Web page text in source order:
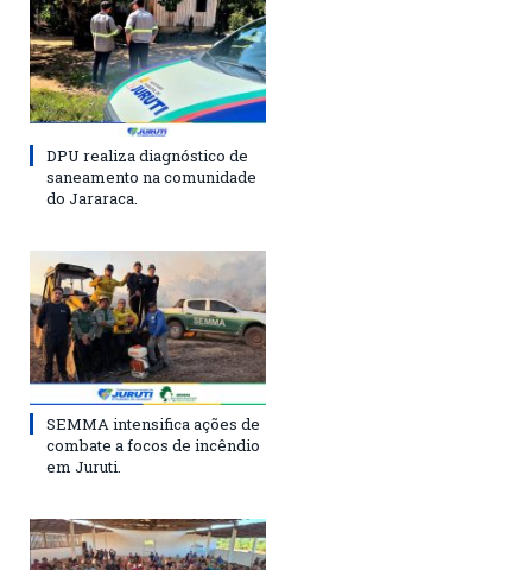
DPU realiza diagnóstico de
saneamento na comunidade
do Jararaca.
SEMMA intensifica ações de
combate a focos de incêndio
em Juruti.